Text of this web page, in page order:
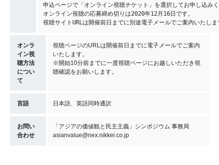
申込ページで「オンライン視聴チケット」を選択してお申し込み
オンライン視聴の応募締め切りは2020年12月16日です。
視聴サイトURLは開催前日までに別途電子メールでご案内いたしま
オンラ
イン視
聴方法
につい
て
視聴ページのURLは開催前日までに電子メールでご案内
いたします。
※開始10分前までに一度視聴ページにお越しいただき視
聴確認をお願いします。
言語 日本語、英語同時通訳
お問い
合わせ
「アジアの価値観と民主主義」シンポジウム 事務局
asianvalue@nex.nikkei.co.jp